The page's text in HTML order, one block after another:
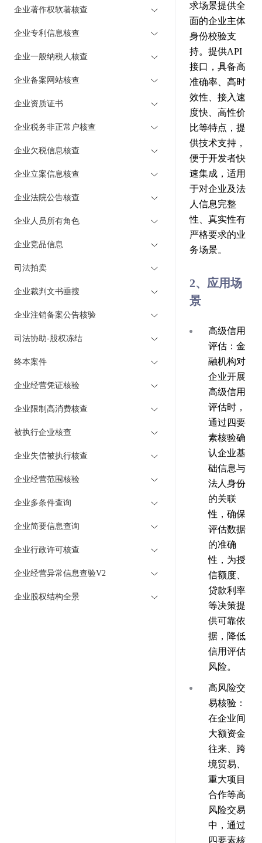
企业著作权软著核查
企业专利信息核查
企业一般纳税人核查
企业备案网站核查
企业资质证书
企业税务非正常户核查
企业欠税信息核查
企业立案信息核查
企业法院公告核查
企业人员所有角色
企业竞品信息
司法拍卖
企业裁判文书垂搜
企业注销备案公告核验
司法协助-股权冻结
终本案件
企业经营凭证核验
企业限制高消费核查
被执行企业核查
企业失信被执行核查
企业经营范围核验
企业多条件查询
企业简要信息查询
企业行政许可核查
企业经营异常信息查验V2
企业股权结构全景
求场景提供全
面的企业主体
身份校验支
持。提供API
接口，具备高
准确率、高时
效性、接入速
度快、高性价
比等特点，提
供技术支持，
便于开发者快
速集成，适用
于对企业及法
人信息完整
性、真实性有
严格要求的业
务场景。
2、应用场
景
高级信用
评估 ：金
融机构对
企业开展
高级信用
评估时，
通过四要
素核验确
认企业基
础信息与
法人身份
的关联
性，确保
评估数据
的准确
性，为授
信额度、
贷款利率
等决策提
供可靠依
据，降低
信用评估
风险。
高风险交
易核验 ：
在企业间
大额资金
往来、跨
境贸易、
重大项目
合作等高
风险交易
中，通过
四要素核